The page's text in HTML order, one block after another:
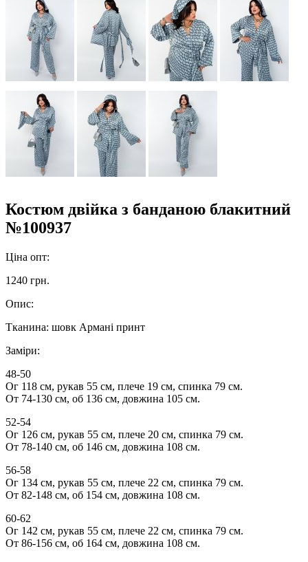
Костюм двійка з банданою блакитний
№100937
Ціна опт:
1240 грн.
Опис:
Тканина: шовк Армані принт
Заміри:
48-50
Ог 118 см, рукав 55 см, плече 19 см, спинка 79 см.
От 74-130 см, об 136 см, довжина 105 см.
52-54
Ог 126 см, рукав 55 см, плече 20 см, спинка 79 см.
От 78-140 см, об 146 см, довжина 108 см.
56-58
Ог 134 см, рукав 55 см, плече 22 см, спинка 79 см.
От 82-148 см, об 154 см, довжина 108 см.
60-62
Ог 142 см, рукав 55 см, плече 22 см, спинка 79 см.
От 86-156 см, об 164 см, довжина 108 см.